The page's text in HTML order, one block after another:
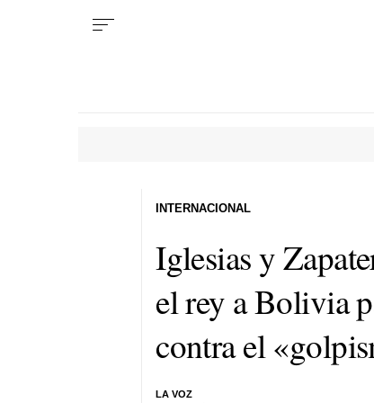
Iglesias y
el rey a Bolivia
contra el
LA VOZ
INTERNACIONAL